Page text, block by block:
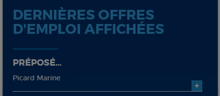
DERNIÈRES OFFRES
D'EMPLOI AFFICHÉES
PRÉPOSÉ...
Picard Marine